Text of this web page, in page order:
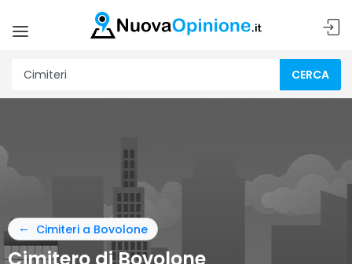
CERCA
Cimiteri a Bovolone